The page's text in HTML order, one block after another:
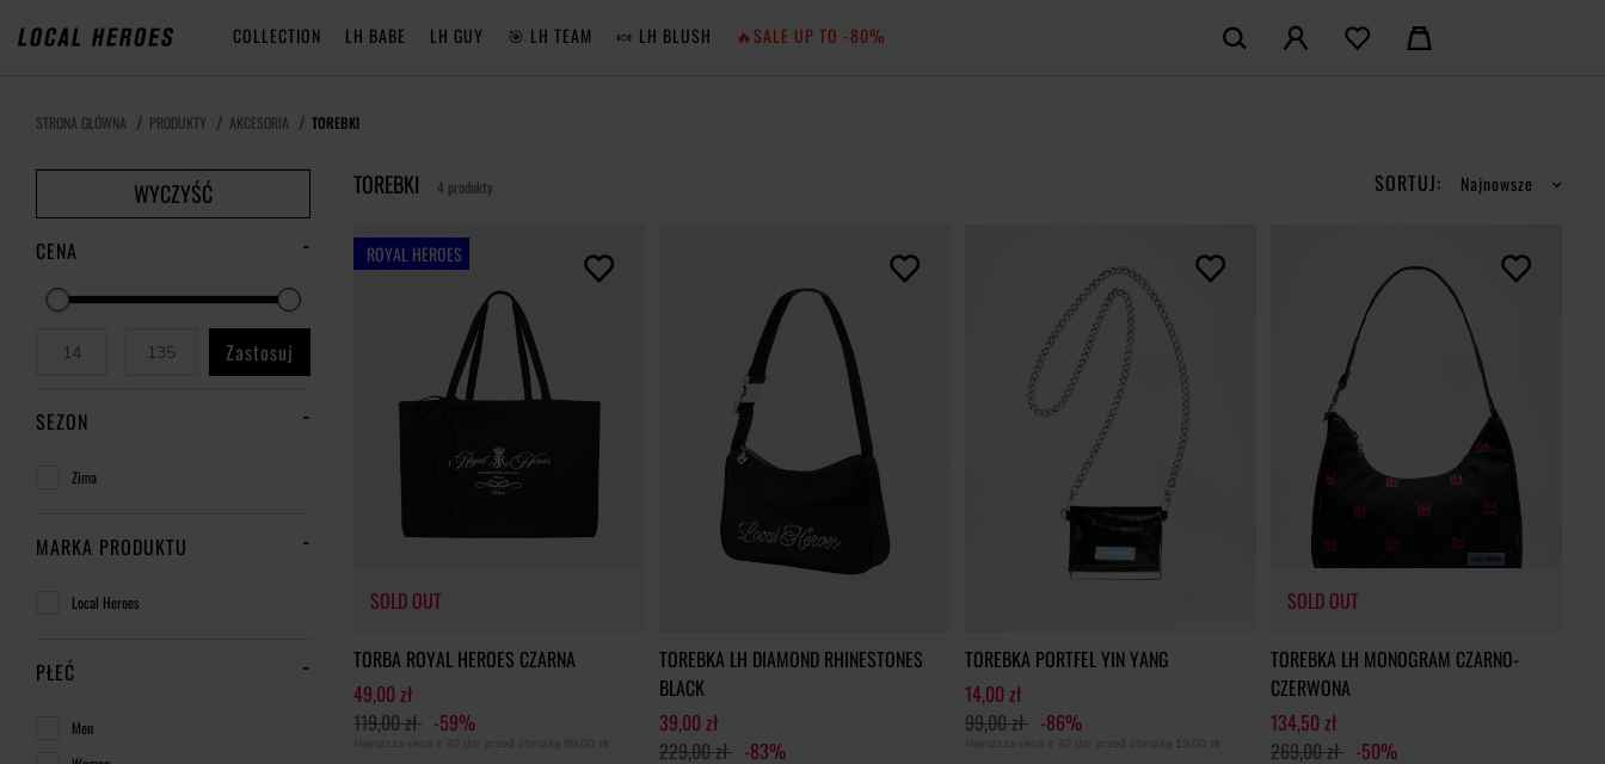
COLLECTION LH BABE LH GUY 🎯 LH TEAM 🍬 LH BLUSH 🔥SALE UP TO -80%
NIE MAM KONTA
ZAŁÓŻ KONTO
STRONA GŁÓWNA PRODUKTY AKCESORIA TOREBKI
WYCZYŚĆ
CENA
Zastosuj
SEZON
Zima
MARKA PRODUKTU
Local Heroes
PŁEĆ
Men
TOREBKI 4 produkty SORTUJ: Najnowsze
ROYAL HEROES
SOLD OUT
TORBA ROYAL HEROES CZARNA
49,00 zł
119,00 zł -59%
Najniższa cena z 30 dni przed obniżką 89,00 zł
TOREBKA LH DIAMOND RHINESTONES
BLACK
39,00 zł
229,00 zł -83%
TOREBKA PORTFEL YIN YANG
14,00 zł
99,00 zł -86%
Najniższa cena z 30 dni przed obniżką 19,00 zł
SOLD OUT
TOREBKA LH MONOGRAM CZARNO-
CZERWONA
134,50 zł
269,00 zł -50%